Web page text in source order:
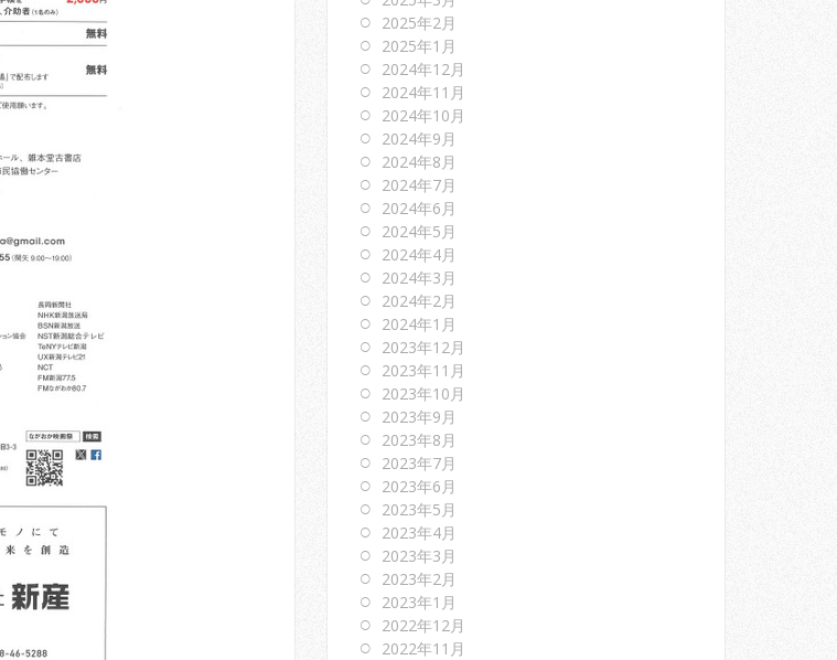
2025年2月
2025年1月
2024年12月
2024年11月
2024年10月
2024年9月
2024年8月
2024年7月
2024年6月
2024年5月
2024年4月
2024年3月
2024年2月
2024年1月
2023年12月
2023年11月
2023年10月
2023年9月
2023年8月
2023年7月
2023年6月
2023年5月
2023年4月
2023年3月
2023年2月
2023年1月
2022年12月
2022年11月